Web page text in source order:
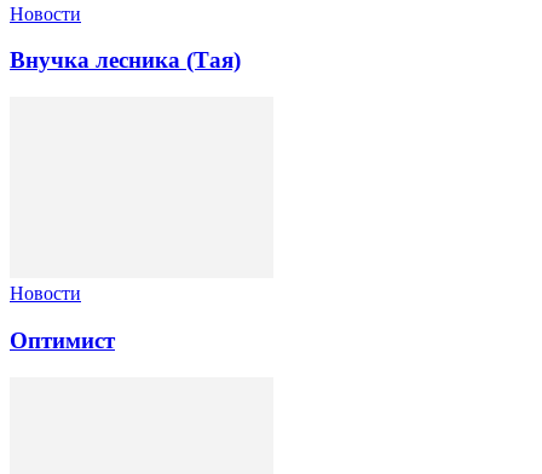
Новости
Внучка лесника (Тая)
Новости
Оптимист